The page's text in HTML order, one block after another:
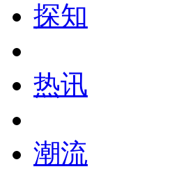
探知
热讯
潮流